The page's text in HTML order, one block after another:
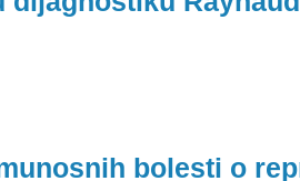
bolesti o